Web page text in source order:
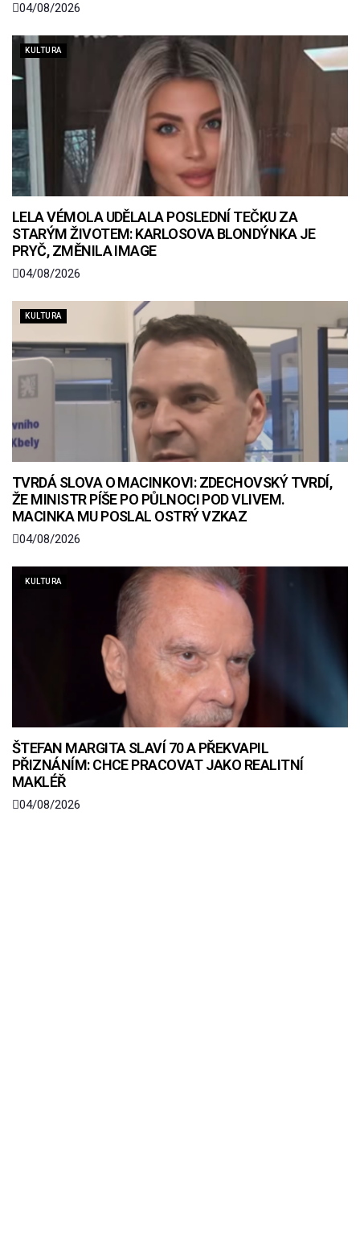
04/08/2026
KULTURA
LELA VÉMOLA UDĚLALA POSLEDNÍ TEČKU ZA
STARÝM ŽIVOTEM: KARLOSOVA BLONDÝNKA JE
PRYČ, ZMĚNILA IMAGE
04/08/2026
KULTURA
TVRDÁ SLOVA O MACINKOVI: ZDECHOVSKÝ TVRDÍ,
ŽE MINISTR PÍŠE PO PŮLNOCI POD VLIVEM.
MACINKA MU POSLAL OSTRÝ VZKAZ
04/08/2026
KULTURA
ŠTEFAN MARGITA SLAVÍ 70 A PŘEKVAPIL
PŘIZNÁNÍM: CHCE PRACOVAT JAKO REALITNÍ
MAKLÉŘ
04/08/2026